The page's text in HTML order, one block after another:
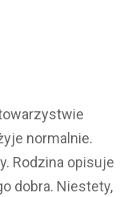
normalnie.
Rodzina opisuje
dobra. Niestety,